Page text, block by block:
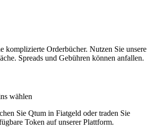
komplizierte Orderbücher. Nutzen Sie unsere
Spreads und Gebühren können anfallen.
wählen
Sie Qtum in Fiatgeld oder traden Sie
Token auf unserer Plattform.